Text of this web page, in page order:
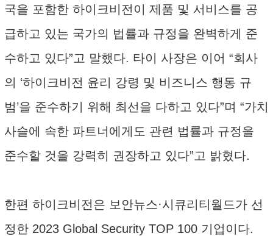
국을 포함한 하이크비전이 제품 및 서비스를 공
급하고 있는 국가의 법률과 규정을 완벽하게 준
수하고 있다”고 말했다. 타이 사장은 이어 “회사
의 ‘하이크비전 윤리 강령 및 비즈니스 행동 규
범’을 준수하기 위해 최선을 다하고 있다”며 “가치
사슬에 속한 파트너에게도 관련 법률과 규정을
준수할 것을 강력히 권장하고 있다”고 밝혔다.
한편 하이크비전은 보안뉴스·시큐리티월드가 선
정한 2023 Global Security TOP 100 기업이다.